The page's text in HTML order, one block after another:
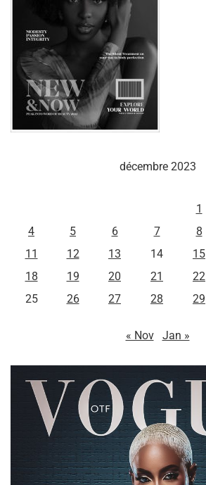
décembre 2023
1
4
5 6 7 8
11
12 13 14 15
18
19 20 21 22
25
26 27 28 29
« Nov Jan »